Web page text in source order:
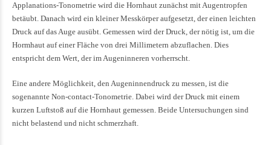
Applanations-Tonometrie wird die Hornhaut zunächst mit Augentropfen
betäubt. Danach wird ein kleiner Messkörper aufgesetzt, der einen leichten
Druck auf das Auge ausübt. Gemessen wird der Druck, der nötig ist, um die
Hormhaut auf einer Fläche von drei Millimetern abzuflachen. Dies
entspricht dem Wert, der im Augeninneren vorherrscht.
Eine andere Möglichkeit, den Augeninnendruck zu messen, ist die
sogenannte Non-contact-Tonometrie. Dabei wird der Druck mit einem
kurzen Luftstoß auf die Hornhaut gemessen. Beide Untersuchungen sind
nicht belastend und nicht schmerzhaft.